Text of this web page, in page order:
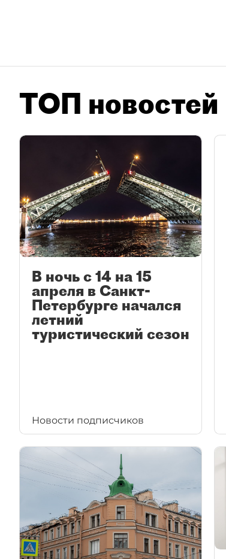
ТОП новостей
В ночь с 14 на 15
апреля в Санкт-
Петербурге начался
летний
туристический сезон
Новости подписчиков